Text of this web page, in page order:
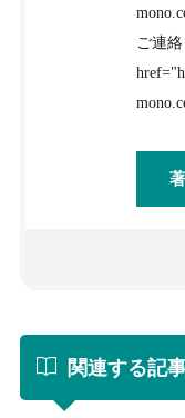
ご連
関連する記